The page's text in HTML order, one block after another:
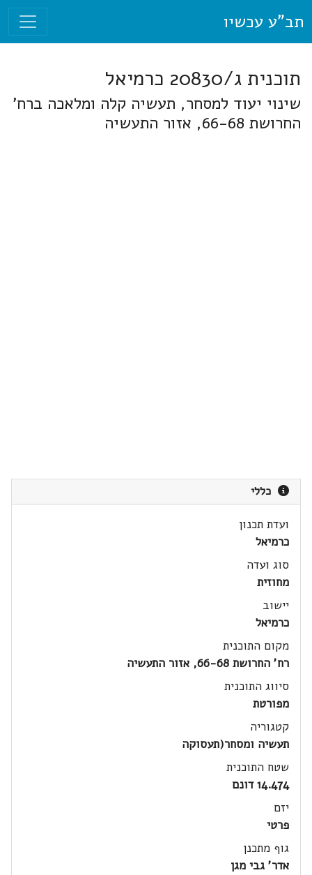
תב"ע עכשיו
תוכנית ג/20830 כרמיאל
שינוי יעוד למסחר, תעשיה קלה ומלאכה ברח'
החרושת 66-68, אזור התעשיה
כללי
ועדת תכנון
כרמיאל
סוג ועדה
מחוזית
יישוב
כרמיאל
מקום התוכנית
רח' החרושת 66-68, אזור התעשיה
סיווג התוכנית
מפורטת
קטגוריה
תעשיה ומסחר(תעסוקה
שטח התוכנית
14.474 דונם
יזם
פרטי
גוף מתכנן
אדר' גבי מגן